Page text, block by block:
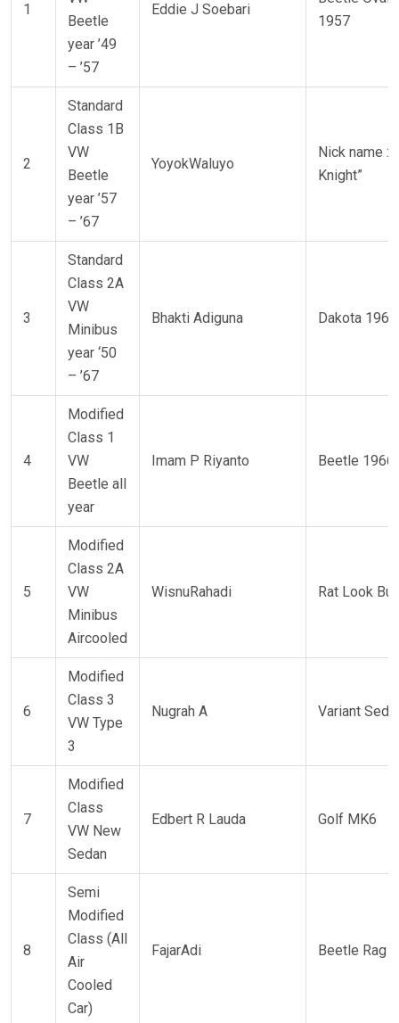
1
Beetle
year ’49
– ’57
Eddie J Soebari
1957
2
Standard
Class 1B
VW
Beetle
year ’57
– ’67
YoyokWaluyo
Nick name :
Knight”
3
Standard
Class 2A
VW
Minibus
year ‘50
– ’67
Bhakti Adiguna Dakota 1966
4
Modified
Class 1
VW
Beetle all
year
Imam P Riyanto Beetle 1966
5
Modified
Class 2A
VW
Minibus
Aircooled
WisnuRahadi Rat Look
6
Modified
Class 3
VW Type
3
Nugrah A Variant
7
Modified
Class
VW New
Sedan
Edbert R Lauda Golf MK6
8
Semi
Modified
Class (All
Air
Cooled
Car)
FajarAdi Beetle Rag